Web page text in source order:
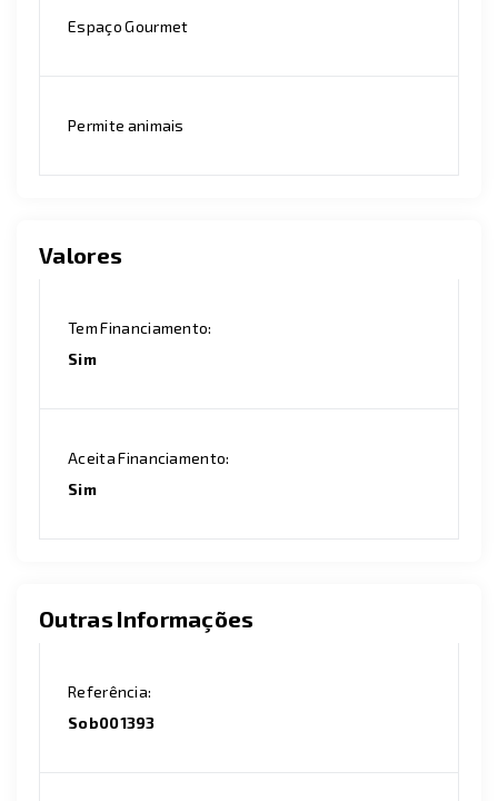
Espaço Gourmet
Permite animais
Valores
Tem Financiamento:
Sim
Aceita Financiamento:
Sim
Outras Informações
Referência:
Sob001393